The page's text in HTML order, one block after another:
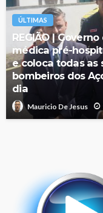
ÚLTIMAS
REGIÃO |
médica pré-
e coloca todas as
bombeiros dos
dia
Mauricio De Jesus